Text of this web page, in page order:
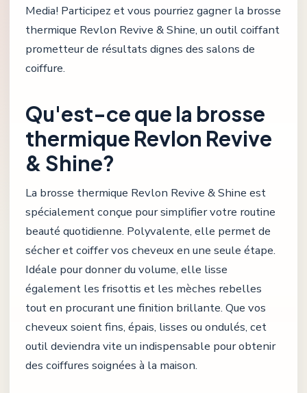
Media! Participez et vous pourriez gagner la brosse
thermique Revlon Revive & Shine, un outil coiffant
prometteur de résultats dignes des salons de
coiffure.
Qu'est-ce que la brosse
thermique Revlon Revive
& Shine?
La brosse thermique Revlon Revive & Shine est
spécialement conçue pour simplifier votre routine
beauté quotidienne. Polyvalente, elle permet de
sécher et coiffer vos cheveux en une seule étape.
Idéale pour donner du volume, elle lisse
également les frisottis et les mèches rebelles
tout en procurant une finition brillante. Que vos
cheveux soient fins, épais, lisses ou ondulés, cet
outil deviendra vite un indispensable pour obtenir
des coiffures soignées à la maison.